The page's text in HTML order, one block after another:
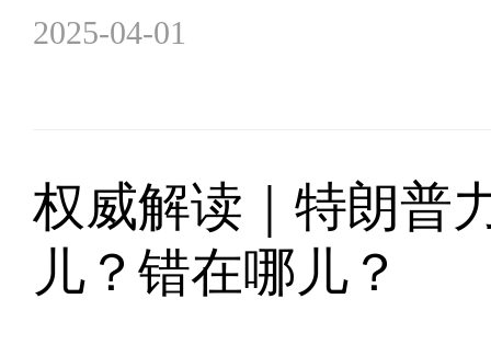
2025-04-01
权威解读｜特朗普
儿？错在哪儿？